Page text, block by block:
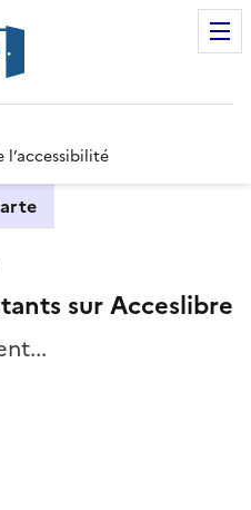
sur Acceslibre